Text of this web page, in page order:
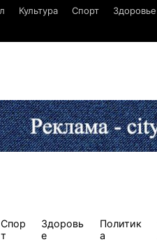
Культура Спорт Здоровье
Спор
т
Здоровь
е
Политик
а